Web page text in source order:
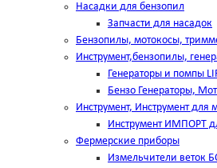
Насадки для бензопил
Запчасти для насадок
Бензопилы, мотокосы,
Инструмент,бензопилы,
Генераторы и помпы
Бензо Генераторы,
Инструмент, Инструмент для
Инструмент ИМПОРТ
Фермерские приборы
Измельчители веток